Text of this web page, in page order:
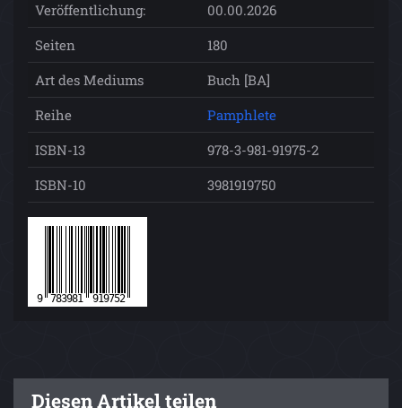
Veröffentlichung:
00.00.2026
Seiten
180
Art des Mediums
Buch [BA]
Reihe
Pamphlete
ISBN-13
978-3-981-91975-2
ISBN-10
3981919750
Diesen Artikel teilen